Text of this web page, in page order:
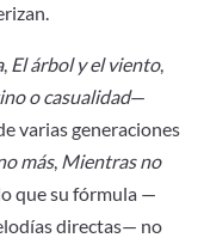
, El árbol y el viento,
o casualidad—
varias generaciones
más, Mientras no
que su fórmula —
directas— no